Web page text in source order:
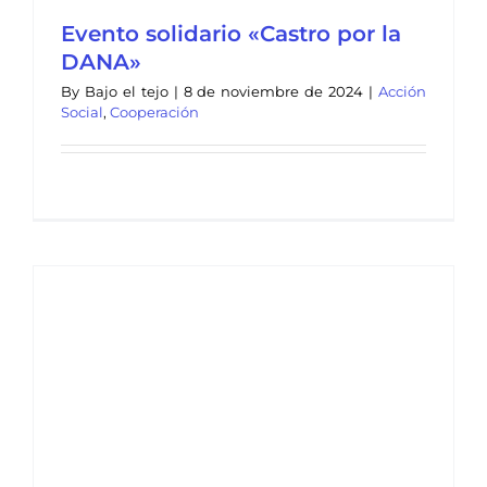
Evento solidario «Castro por la
DANA»
By Bajo el tejo | 8 de noviembre de 2024 | Acción
Social, Cooperación